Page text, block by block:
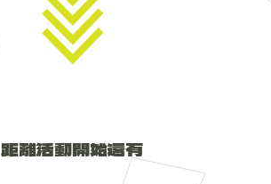
距離活動開始還有